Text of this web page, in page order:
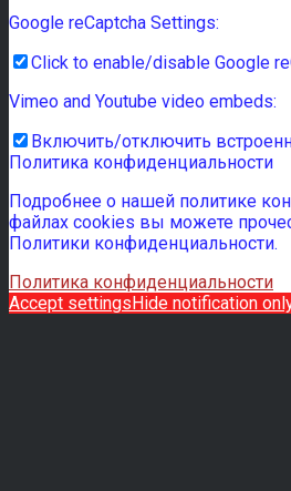
Google reCaptcha Settings:
Click to enable/disable Google
Vimeo and Youtube video embeds:
Включить/отключить
Политика конфиденциальности
Подробнее о нашей политике
файлах cookies вы можете
Политики конфиденциальности.
Политика конфиденциальности
Accept settingsHide notification